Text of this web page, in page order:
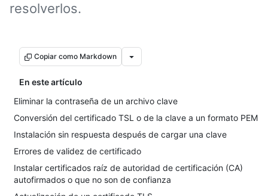
resolverlos.
Copiar como Markdown
En este artículo
Eliminar la contraseña de un archivo clave
Conversión del certificado TSL o de la clave a un formato PEM
Instalación sin respuesta después de cargar una clave
Errores de validez de certificado
Instalar certificados raíz de autoridad de certificación (CA)
autofirmados o que no son de confianza